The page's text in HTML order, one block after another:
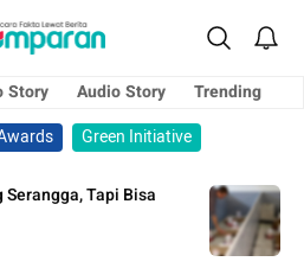
Story Audio Story
Trending
Green Initiative
Tapi Bisa